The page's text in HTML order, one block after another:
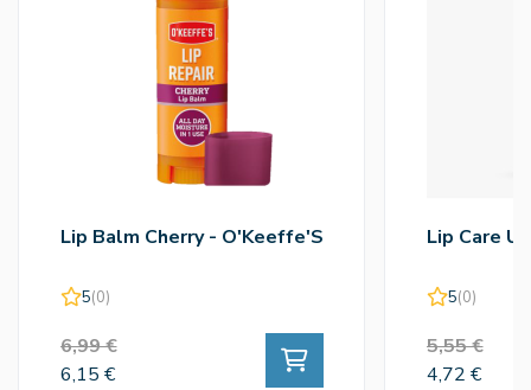
Lip Balm Cherry - O'Keeffe'S
5(0)
6,99 €
6,15 €
Lip Care
5(0)
5,55 €
4,72 €